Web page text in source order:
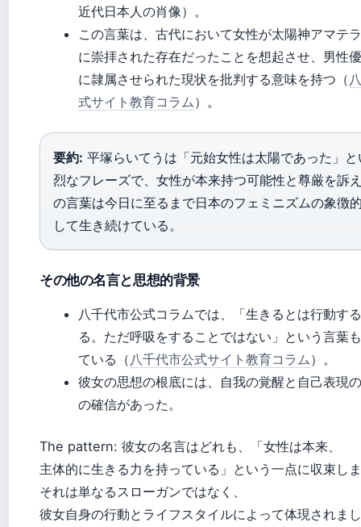
近代日本人の肖像）。
この言葉は、古代において女性が太陽神アマテ
に崇拝された存在だったことを想起させ、男性
に隷属させられた現状を批判する意味を持つ（
式サイト教育コラム ）。
要約: 平塚らいてうは「元始女性は太陽であった」
烈なフレーズで、女性が本来持つ可能性と尊厳を訴
の言葉は今日に至るまで日本のフェミニズムの象徴
して生き続けている。
その他の名言と思想的背景
八千代市公式コラムでは、「生きるとは行動す
る。ただ呼吸をすることではない」という言葉
ている（ 八千代市公式サイト教育コラム ）。
彼女の思想の根底には、自我の覚醒と自己表現
の確信があった。
The pattern: 彼女の名言はどれも、「女性は本来、
主体的に生きる力を持っている」という一点に収束し
それは単なるスローガンではなく、
彼女自身の行動とライフスタイルによって体現されま